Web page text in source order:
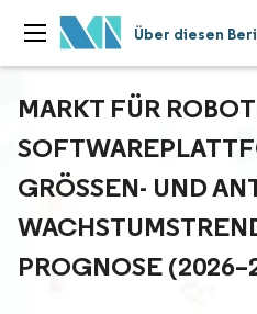
Über diesen
MARKT FÜR
GRÖSSEN- UND
ROGNOSE